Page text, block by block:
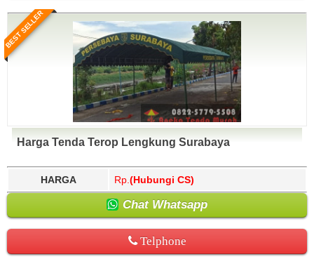
BEST SELLER
Harga Tenda Terop Lengkung Surabaya
HARGA Rp. (Hubungi CS)
Chat Whatsapp
Telphone